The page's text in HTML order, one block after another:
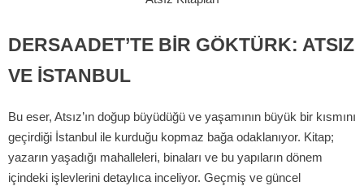
DERSAADET’TE BIR GÖKTÜRK: ATSIZ
VE İSTANBUL
Bu eser, Atsız’ın doğup büyüdüğü ve yaşamının büyük bir kısmını
geçirdiği İstanbul ile kurduğu kopmaz bağa odaklanıyor. Kitap;
yazarın yaşadığı mahalleleri, binaları ve bu yapıların dönem
içindeki işlevlerini detaylıca inceliyor. Geçmiş ve güncel